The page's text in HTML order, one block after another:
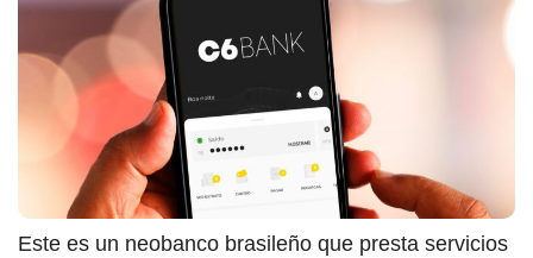
Este es un neobanco brasileño que presta servicios